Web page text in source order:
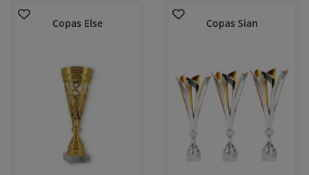
Copas Else Copas Sian